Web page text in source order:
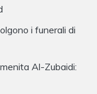
i funerali di
Al-Zubaidi: